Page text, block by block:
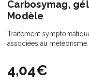
Carbosymag,
Modèle
Traitement
associées au météorisme.
4,04€